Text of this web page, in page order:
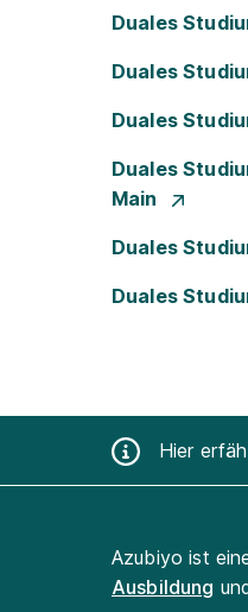
Duales
Duales
Duales
Duales
Main
Duales
Duales
Hier
Azubiyo ist
Ausbildung